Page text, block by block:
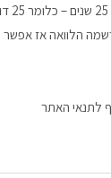
לתנאי האתר